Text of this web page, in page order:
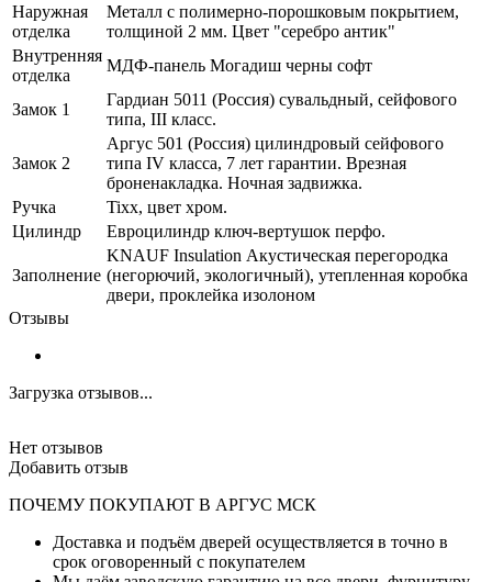
Наружная
отделка
Металл с полимерно-порошковым покрытием,
толщиной 2 мм. Цвет "серебро антик"
Внутренняя
отделка
МДФ-панель Могадиш черны софт
Замок 1
Гардиан 5011 (Россия) сувальдный, сейфового
типа, III класс.
Замок 2
Аргус 501 (Россия) цилиндровый сейфового
типа IV класса, 7 лет гарантии. Врезная
броненакладка. Ночная задвижка.
Ручка
Tixx, цвет хром.
Цилиндр
Евроцилиндр ключ-вертушок перфо.
Заполнение
KNAUF Insulation Акустическая перегородка
(негорючий, экологичный), утепленная коробка
двери, проклейка изолоном
Отзывы
Загрузка отзывов...
Нет отзывов
Добавить отзыв
ПОЧЕМУ ПОКУПАЮТ В АРГУС МСК
Доставка и подъём дверей осуществляется в точно в
срок оговоренный с покупателем